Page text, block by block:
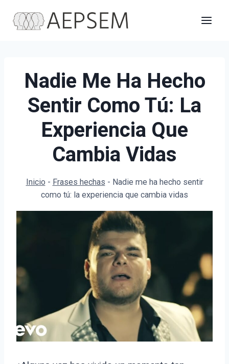
Nadie Me Ha Hecho
Sentir Como Tú: La
Experiencia Que
Cambia Vidas
Inicio - Frases hechas - Nadie me ha hecho sentir
como tú: la experiencia que cambia vidas